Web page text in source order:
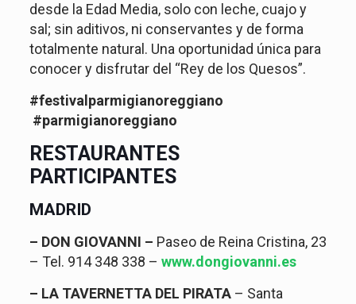
desde la Edad Media, solo con leche, cuajo y
sal; sin aditivos, ni conservantes y de forma
totalmente natural. Una oportunidad única para
conocer y disfrutar del “Rey de los Quesos”.
#festivalparmigianoreggiano
#parmigianoreggiano
RESTAURANTES
PARTICIPANTES
MADRID
– DON GIOVANNI – Paseo de Reina Cristina, 23
– Tel. 914 348 338 – www.dongiovanni.es
– LA TAVERNETTA DEL PIRATA– Santa